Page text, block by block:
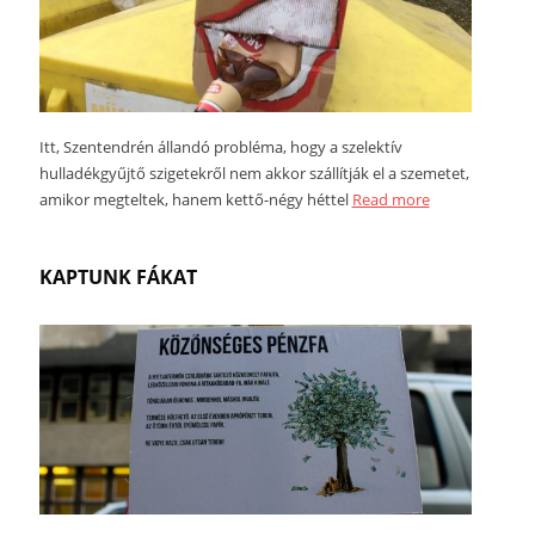
Itt, Szentendrén állandó probléma, hogy a szelektív
hulladékgyűjtő szigetekről nem akkor szállítják el a szemetet,
amikor megteltek, hanem kettő-négy héttel Read more
KAPTUNK FÁKAT